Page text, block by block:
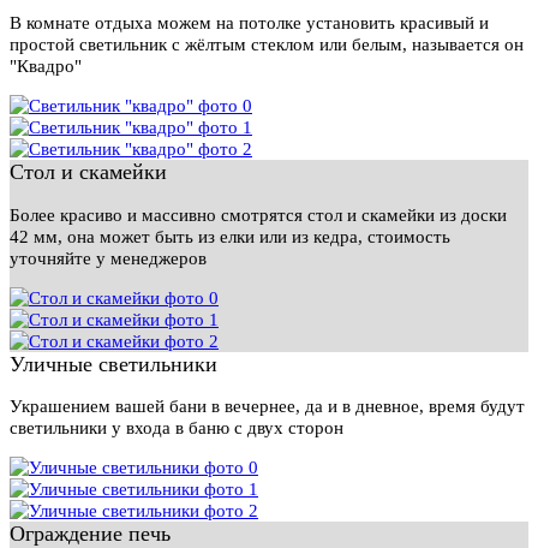
В комнате отдыха можем на потолке установить красивый и
простой светильник с жёлтым стеклом или белым, называется он
"Квадро"
Стол и скамейки
Более красиво и массивно смотрятся стол и скамейки из доски
42 мм, она может быть из елки или из кедра, стоимость
уточняйте у менеджеров
Уличные светильники
Украшением вашей бани в вечернее, да и в дневное, время будут
светильники у входа в баню с двух сторон
Ограждение печь